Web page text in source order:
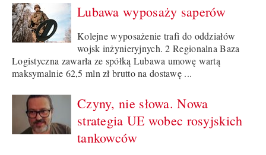
Lubawa wyposaży saperów
Kolejne wyposażenie trafi do oddziałów
wojsk inżynieryjnych. 2 Regionalna Baza
Logistyczna zawarła ze spółką Lubawa umowę wartą
maksymalnie 62,5 mln zł brutto na dostawę ...
Czyny, nie słowa. Nowa
strategia UE wobec rosyjskich
tankowców